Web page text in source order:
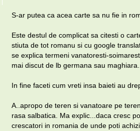
S-ar putea ca acea carte sa nu fie in
Este destul de complicat sa citesti o
stiuta de tot romanu si cu google
se explica termeni vanatoresti-
mai discut de lb germana sau
In fine faceti cum vreti insa baieti au
A..apropo de teren si vanatoare pe
rasa salbatica. Ma explic...daca cresc
crescatori in romania de unde poti